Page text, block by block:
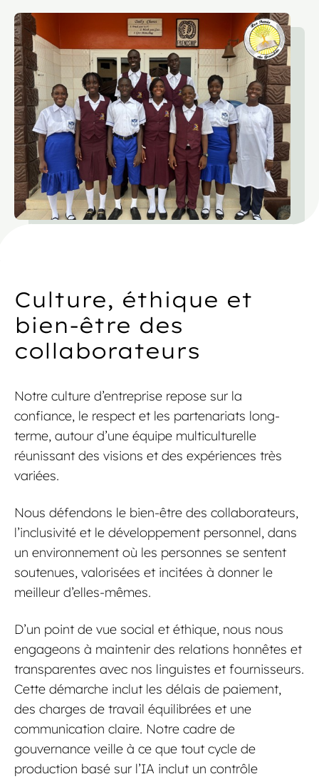
Culture, éthique et
bien-être des
collaborateurs
Notre culture d’entreprise repose sur la
confiance, le respect et les partenariats long-
terme, autour d’une équipe multiculturelle
réunissant des visions et des expériences très
variées.
Nous défendons le bien-être des collaborateurs,
l’inclusivité et le développement personnel, dans
un environnement où les personnes se sentent
soutenues, valorisées et incitées à donner le
meilleur d’elles-mêmes.
D’un point de vue social et éthique, nous nous
engageons à maintenir des relations honnêtes et
transparentes avec nos linguistes et fournisseurs.
Cette démarche inclut les délais de paiement,
des charges de travail équilibrées et une
communication claire. Notre cadre de
gouvernance veille à ce que tout cycle de
production basé sur l’IA inclut un contrôle